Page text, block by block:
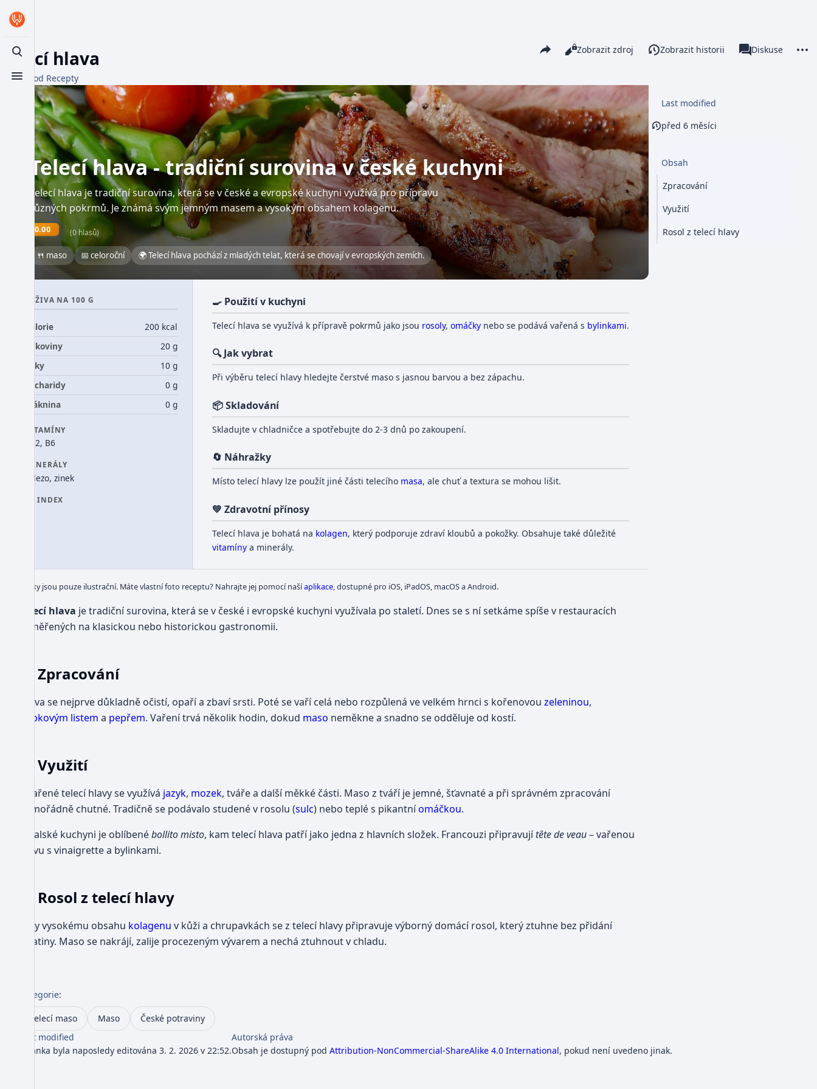
Toggle search
Toggle menu
Telecí hlava
Z WikiFood Recepty
Share this pageZobrazení
Číst
Zobrazit zdroj Zobrazit historii associated-pages
Stránka
Diskuse
Telecí hlava - tradiční surovina v české kuchyni
Telecí hlava je tradiční surovina, která se v české a evropské kuchyni využívá pro přípravu
různých pokrmů. Je známá svým jemným masem a vysokým obsahem kolagenu.
0.00 (0 hlasů)
🍴 maso 📅 celoroční 🌍 Telecí hlava pochází z mladých telat, která se chovají v evropských zemích.
VÝŽIVA NA 100 G
Kalorie
200 kcal
Bílkoviny
20 g
Tuky
10 g
Sacharidy
0 g
Vláknina
0 g
VITAMÍNY
B12, B6
MINERÁLY
železo, zinek
GI INDEX
🍳 Použití v kuchyni
Telecí hlava se využívá k přípravě pokrmů jako jsou rosoly, omáčkynebo se podává vařená s bylinkami.
🔍 Jak vybrat
Při výběru telecí hlavy hledejte čerstvé maso s jasnou barvou a bez zápachu.
📦 Skladování
Skladujte v chladničce a spotřebujte do 2-3 dnů po zakoupení.
🔄 Náhražky
Místo telecí hlavy lze použít jiné části telecího masa, ale chuť a textura se mohou lišit.
💚 Zdravotní přínosy
Telecí hlava je bohatá na kolagen, který podporuje zdraví kloubů a pokožky. Obsahuje také důležité
vitamínya minerály.
Obrázky jsou pouze ilustrační. Máte vlastní foto receptu? Nahrajte jej pomocí našíaplikace, dostupné pro iOS, iPadOS, macOS a Android.
Telecí hlava je tradiční surovina, která se v české i evropské kuchyni využívala po staletí. Dnes se s ní setkáme spíše v restauracích
zaměřených na klasickou nebo historickou gastronomii.
Zpracování
Hlava se nejprve důkladně očistí, opaří a zbaví srsti. Poté se vaří celá nebo rozpůlená ve velkém hrnci s kořenovou zeleninou,
bobkovým listem a pepřem. Vaření trvá několik hodin, dokud maso neměkne a snadno se odděluje od kostí.
Využití
Z vařené telecí hlavy se využívá jazyk, mozek, tváře a další měkké části. Maso z tváří je jemné, šťavnaté a při správném zpracování
mimořádně chutné. Tradičně se podávalo studené v rosolu (sulc) nebo teplé s pikantníomáčkou.
V italské kuchyni je oblíbenébollito misto, kam telecí hlava patří jako jedna z hlavních složek. Francouzi připravujítête de veau– vařenou
hlavu s vinaigrette a bylinkami.
Rosol z telecí hlavy
Díky vysokému obsahu kolagenu v kůži a chrupavkách se z telecí hlavy připravuje výborný domácí rosol, který ztuhne bez přidání
želatiny. Maso se nakrájí, zalije procezeným vývarem a nechá ztuhnout v chladu.
Last modified
před 6 měsíci
Obsah
Zpracování
Využití
Rosol z telecí hlavy
Kategorie:
Telecí maso Maso
České potraviny
Last modified
Stránka byla naposledy editována 3. 2. 2026 v 22:52.
Autorská práva
Obsah je dostupný pod Attribution-NonCommercial-ShareAlike 4.0 International, pokud není uvedeno jinak.